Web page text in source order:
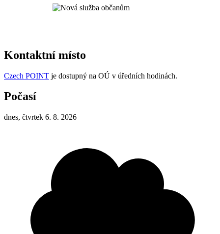
Kontaktní místo
Czech POINT je dostupný na OÚ v úředních hodinách.
Počasí
dnes, čtvrtek 6. 8. 2026